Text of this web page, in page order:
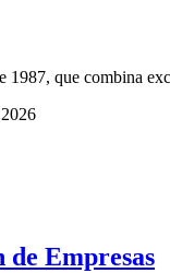
que combina
Empresas